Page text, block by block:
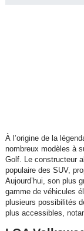
À l’origine de la
nombreux modèles à
Golf. Le constructeur
populaire des SUV,
Aujourd’hui, son plus
gamme de véhicules
plusieurs possibilités
plus accessibles,